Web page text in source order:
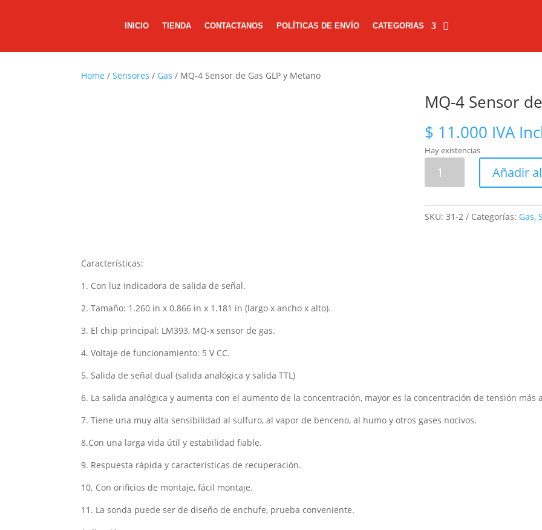
INICIO TIENDA CONTACTANOS POLÍTICAS DE ENVÍO CATEGORIAS
Home /Sensores / Gas / MQ-4 Sensor de Gas GLP y Metano
MQ-4 Sensor
$ 11.000 IVA
Hay existencias
de
Gas
Añadir
SKU: 31-2 Categorías: Gas,
Características:
1. Con luz indicadora de salida de señal.
2. Tamaño: 1.260 in x 0.866 in x 1.181 in (largo x ancho x alto).
3. El chip principal: LM393, MQ-x sensor de gas.
4. Voltaje de funcionamiento: 5 V CC.
5. Salida de señal dual (salida analógica y salida TTL)
6. La salida analógica y aumenta con el aumento de la concentración, mayor es la concentración de tensión más
7. Tiene una muy alta sensibilidad al sulfuro, al vapor de benceno, al humo y otros gases nocivos.
8.Con una larga vida útil y estabilidad fiable.
9. Respuesta rápida y características de recuperación.
10. Con orificios de montaje, fácil montaje.
11. La sonda puede ser de diseño de enchufe, prueba conveniente.